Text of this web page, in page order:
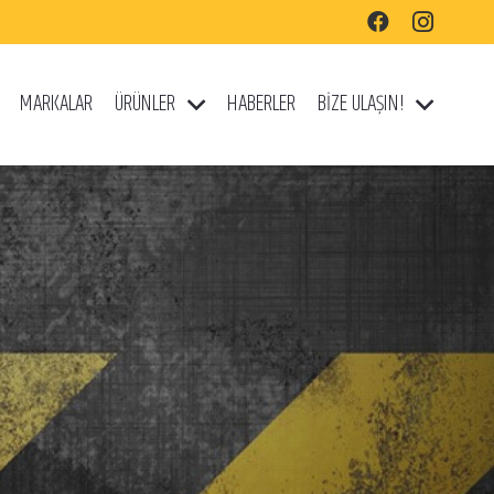
MARKALAR ÜRÜNLER HABERLER BİZE ULAŞIN!